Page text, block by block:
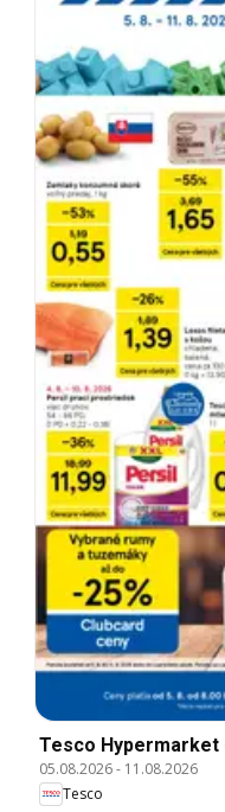
Tesco Hypermarket
05.08.2026- 11.08.2026
Tesco